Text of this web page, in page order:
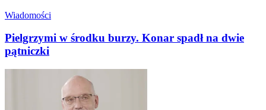
Wiadomości
Pielgrzymi w środku burzy. Konar spadł na dwie
pątniczki